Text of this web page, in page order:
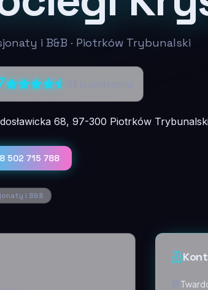
i B&B · Piotrków Trybunalski
68, 97-300 Piotrków
502 715 788
i B&B